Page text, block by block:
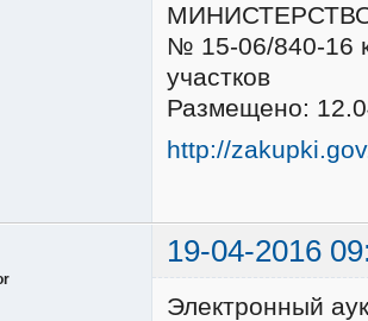
№ 15-06/840-16
участков
Размещено:
http://
19-04-2016
Электронный